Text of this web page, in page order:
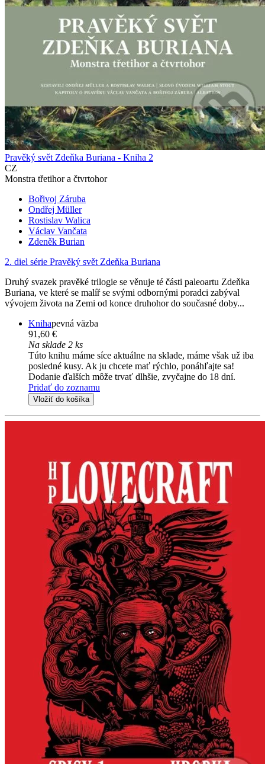
Pravěký svět Zdeňka Buriana - Kniha 2
CZ
Monstra třetihor a čtvrtohor
Bořivoj Záruba
Ondřej Müller
Rostislav Walica
Václav Vančata
Zdeněk Burian
2. diel série Pravěký svět Zdeňka Buriana
Druhý svazek pravěké trilogie se věnuje té části paleoartu Zdeňka
Buriana, ve které se malíř se svými odbornými poradci zabýval
vývojem života na Zemi od konce druhohor do současné doby...
Knihapevná väzba
91,60 €
Na sklade 2 ks
Túto knihu máme síce aktuálne na sklade, máme však už iba
posledné kusy. Ak ju chcete mať rýchlo, ponáhľajte sa!
Dodanie ďalších môže trvať dlhšie, zvyčajne do 18 dní.
Pridať do zoznamu
Vložiť do košíka